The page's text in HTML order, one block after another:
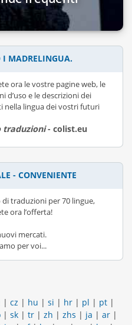
I MADRELINGUA.
ora le vostre pagine web, le
d’uso e le descrizioni dei
nella lingua dei vostri futuri
traduzioni- colist.eu
- CONVENIENTE
di traduzioni per 70 lingue,
ora l’offerta!
mercati.
per voi...
| cz | hu | si | hr | pl | pt |
| sk | tr | zh | zhs | ja | ar |